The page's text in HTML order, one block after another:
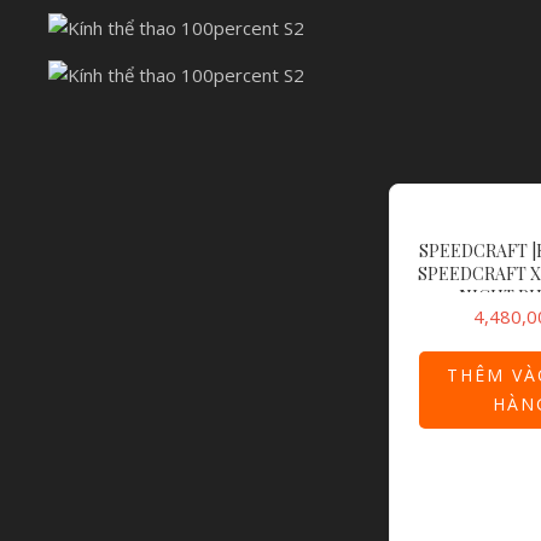
SPEEDCRAFT
SPEEDCRAFT
NIGHT
MULTILAYER
THÊM